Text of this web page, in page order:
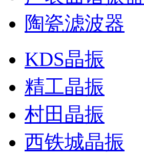
陶瓷滤波器
KDS晶振
精工晶振
村田晶振
西铁城晶振